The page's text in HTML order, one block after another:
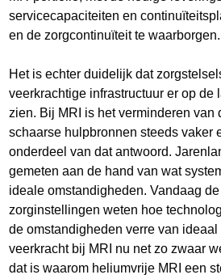
servicecapaciteiten en
en de zorgcontinuïteit te waarborgen.
Het is echter duidelijk dat
veerkrachtige infrastructuur er op de
zien. Bij MRI is het verminderen van
schaarse hulpbronnen steeds vaker
onderdeel van dat antwoord.
gemeten aan de hand van wat
ideale omstandigheden. Vandaag
zorginstellingen weten hoe
de omstandigheden verre van
veerkracht bij MRI nu net zo zwaar
dat is waarom heliumvrije MRI een